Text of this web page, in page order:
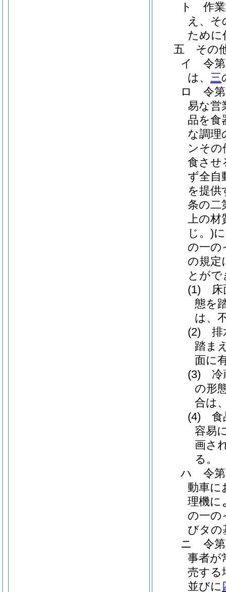
ト 作業
え、
ために
五 その
イ 令第
は、三
ロ 令第
易な営
品を食
な調理
ンその
食させ
ず全自
を提供
条の二
上の材
じ。)
の一の
の規定
とがで
(1) 床
態を
は、
(2) 排
踏ま
面に
(3) 冷
の形
合は
(4) 食
容易
画さ
る。
ハ 令第
動車に
理機に
の一の
びタの
ニ 令第
事者が
売する
並びに